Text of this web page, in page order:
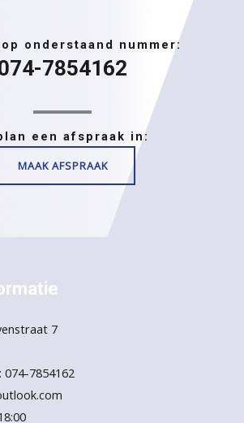
onderstaand nummer:
7854162
een afspraak in:
MAAK AFSPRAAK
7
7854162